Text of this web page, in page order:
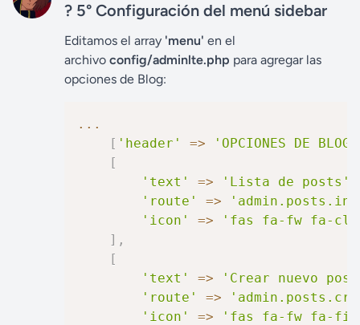
? 5° Configuración del menú sidebar
Editamos el array 'menu' en el
archivo config/adminlte.php para agregar las
opciones de Blog:
...
[ 'header' => 'OPCIONES DE BLOG'
[
'text'
=> 'Lista de posts'
'route'
=>
'icon'
=>
'fas fa-fw fa-
] ,
[
'text'
=>
'Crear nuevo
'route'
=>
'icon'
=>
'fas fa-fw fa-